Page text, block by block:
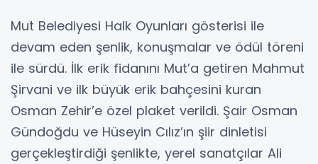
Mut Belediyesi Halk Oyunları gösterisi ile
devam eden şenlik, konuşmalar ve ödül töreni
ile sürdü. İlk erik fidanını Mut’a getiren Mahmut
Şirvani ve ilk büyük erik bahçesini kuran
Osman Zehir’e özel plaket verildi. Şair Osman
Gündoğdu ve Hüseyin Cılız’ın şiir dinletisi
gerçekleştirdiği şenlikte, yerel sanatçılar Ali